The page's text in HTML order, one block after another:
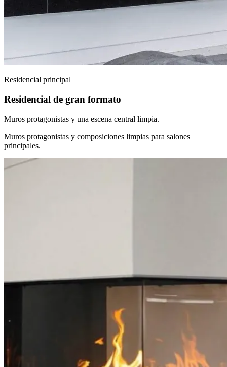
Residencial principal
Residencial de gran formato
Muros protagonistas y una escena central limpia.
Muros protagonistas y composiciones limpias para salones
principales.